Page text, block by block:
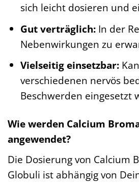
sich leicht dosieren und
Gut verträglich:In der
Nebenwirkungen zu
Vielseitig einsetzbar:
verschiedenen nervös
Beschwerden eingesetzt
Wie werden Calcium
angewendet?
Die Dosierung von Calcium
Globuli ist abhängig von